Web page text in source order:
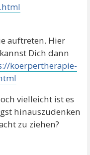
auftreten. Hier
Dich dann
koerpertherapie-
vielleicht ist es
hinauszudenken
zu ziehen?